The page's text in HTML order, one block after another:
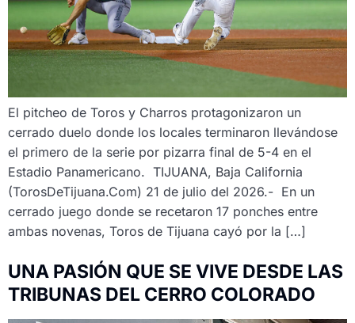
El pitcheo de Toros y Charros protagonizaron un
cerrado duelo donde los locales terminaron llevándose
el primero de la serie por pizarra final de 5-4 en el
Estadio Panamericano. TIJUANA, Baja California
(TorosDeTijuana.Com) 21 de julio del 2026.- En un
cerrado juego donde se recetaron 17 ponches entre
ambas novenas, Toros de Tijuana cayó por la […]
UNA PASIÓN QUE SE VIVE DESDE LAS
TRIBUNAS DEL CERRO COLORADO